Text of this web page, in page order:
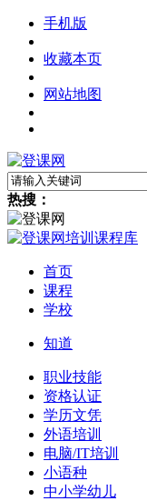
手机版
收藏本页
网站地图
热搜：
首页
课程
学校
知道
职业技能
资格认证
学历文凭
外语培训
电脑/IT培训
小语种
中小学幼儿